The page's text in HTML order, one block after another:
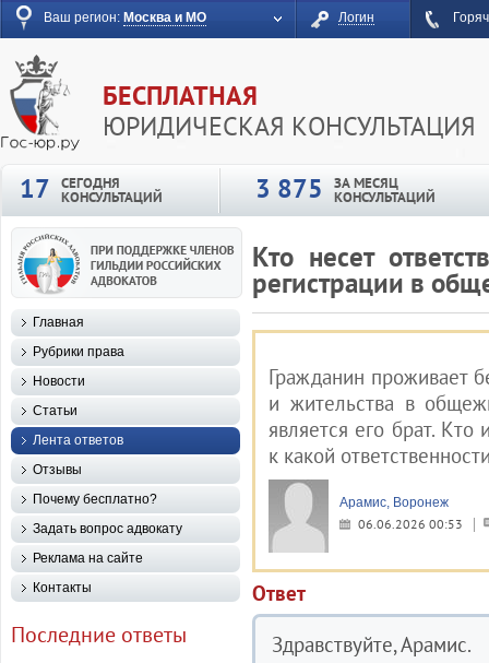
Ваш регион: Москва и МО Логин
БЕСПЛАТНАЯ
ЮРИДИЧЕСКАЯ КОНСУЛЬТАЦИЯ
17
СЕГОДНЯ
КОНСУЛЬТАЦИЙ 3 875 ЗА МЕСЯЦ
КОНСУЛЬТАЦИЙ
Кто несет
регистрации в
Гражданин проживает
и жительства в
является его брат.
к какой
Арамис, Воронеж
06.06.2026 00:53
Ответ
Здравствуйте, Арамис.
Главная
Рубрики права
Новости
Статьи
Лента ответов
Отзывы
Почему бесплатно?
Задать вопрос адвокату
Реклама на сайте
Контакты
Последние ответы